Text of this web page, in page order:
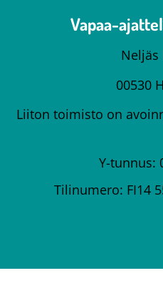
Vapaa-
Neljäs
00530
Liiton toimisto on
Y-tunnus:
Tilinumero: FI14